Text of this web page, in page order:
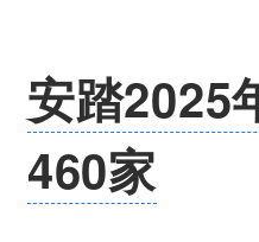
安踏2025
460家